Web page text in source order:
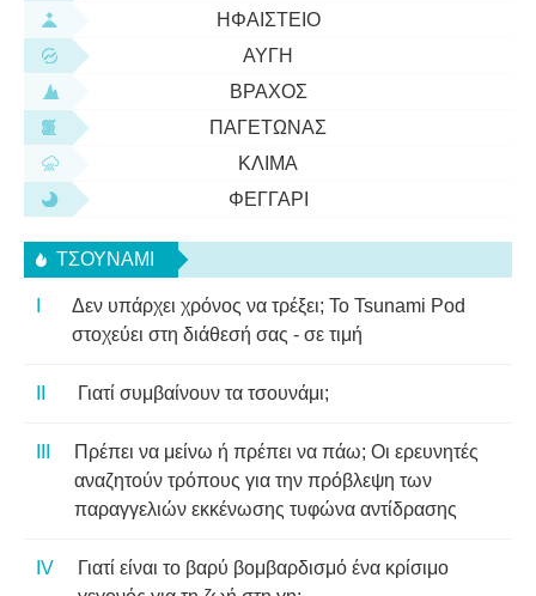
ΗΦΑΊΣΤΕΙΟ
ΑΥΓΉ
ΒΡΆΧΟΣ
ΠΑΓΕΤΏΝΑΣ
ΚΛΊΜΑ
ΦΕΓΓΆΡΙ
ΤΣΟΥΝΆΜΙ
Δεν υπάρχει χρόνος να τρέξει; Το Tsunami Pod
στοχεύει στη διάθεσή σας - σε τιμή
Γιατί συμβαίνουν τα τσουνάμι;
Πρέπει να μείνω ή πρέπει να πάω; Οι ερευνητές
αναζητούν τρόπους για την πρόβλεψη των
παραγγελιών εκκένωσης τυφώνα αντίδρασης
Γιατί είναι το βαρύ βομβαρδισμό ένα κρίσιμο